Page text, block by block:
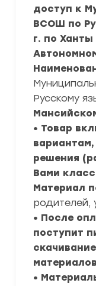
доступ к
ВСОШ по
г. по
Русскому
• Товар
решения
Вами
Материал
родителей,
• После
поступит
•